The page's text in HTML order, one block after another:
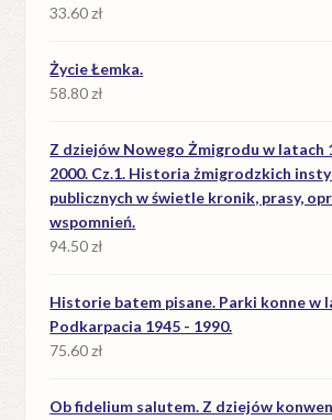
33.60zł
Życie Łemka.
58.80zł
Z dziejów Nowego Żmigrodu w latach
2000. Cz.1. Historia żmigrodzkich
publicznych w świetle kronik, prasy,
wspomnień.
94.50zł
Historie batem pisane. Parki konne w
Podkarpacia 1945 - 1990.
75.60zł
Ob fidelium salutem. Z dziejów